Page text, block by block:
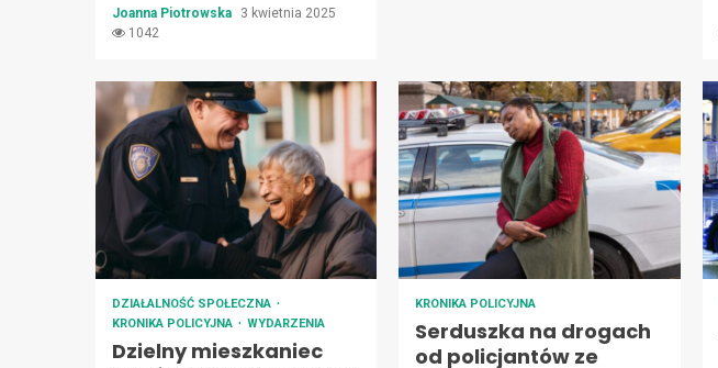
Joanna Piotrowska
3 kwietnia 2025
1042
DZIAŁALNOŚĆ SPOŁECZNA
KRONIKA POLICYJNA
WYDARZENIA
Dzielny mieszkaniec
KRONIKA POLICYJNA
Serduszka na drogach
od policjantów ze